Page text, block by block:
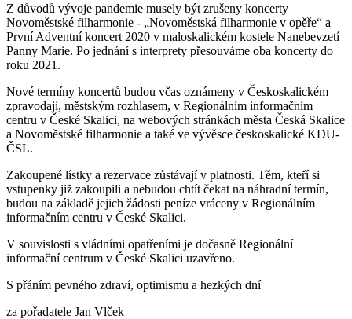
Z důvodů vývoje pandemie musely být zrušeny koncerty
Novoměstské filharmonie - „Novoměstská filharmonie v opěře“ a
První Adventní koncert 2020 v maloskalickém kostele Nanebevzetí
Panny Marie. Po jednání s interprety přesouváme oba koncerty do
roku 2021.
Nové termíny koncertů budou včas oznámeny v Českoskalickém
zpravodaji, městským rozhlasem, v Regionálním informačním
centru v České Skalici, na webových stránkách města Česká Skalice
a Novoměstské filharmonie a také ve vývěsce českoskalické KDU-
ČSL.
Zakoupené lístky a rezervace zůstávají v platnosti. Těm, kteří si
vstupenky již zakoupili a nebudou chtít čekat na náhradní termín,
budou na základě jejich žádosti peníze vráceny v Regionálním
informačním centru v České Skalici.
V souvislosti s vládními opatřeními je dočasně Regionální
informační centrum v České Skalici uzavřeno.
S přáním pevného zdraví, optimismu a hezkých dní
za pořadatele Jan Vlček